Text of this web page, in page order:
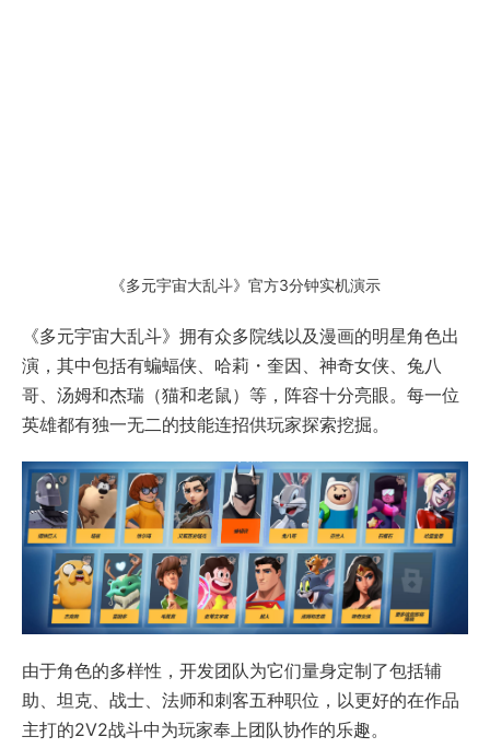
《多元宇宙大乱斗》官方3分钟实机演示
《多元宇宙大乱斗》拥有众多院线以及漫画的明星角色出
演，其中包括有蝙蝠侠、哈莉・奎因、神奇女侠、兔八
哥、汤姆和杰瑞（猫和老鼠）等，阵容十分亮眼。每一位
英雄都有独一无二的技能连招供玩家探索挖掘。
由于角色的多样性，开发团队为它们量身定制了包括辅
助、坦克、战士、法师和刺客五种职位，以更好的在作品
主打的2V2战斗中为玩家奉上团队协作的乐趣。